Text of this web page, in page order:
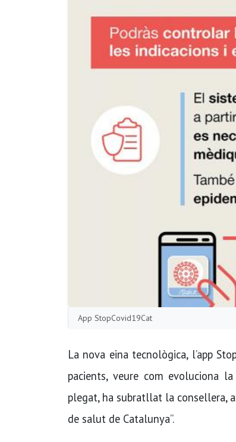
App StopCovid19Cat
La nova eina tecnològica, l’app
pacients, veure com evoluciona
plegat, ha subratllat la consellera,
de salut de Catalunya”.